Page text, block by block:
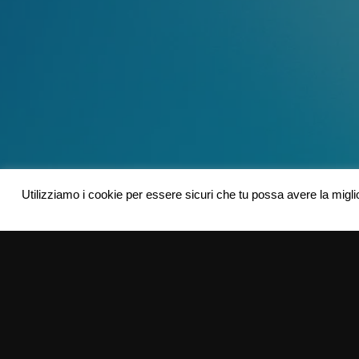
Utilizziamo i cookie per essere sicuri che tu possa avere la